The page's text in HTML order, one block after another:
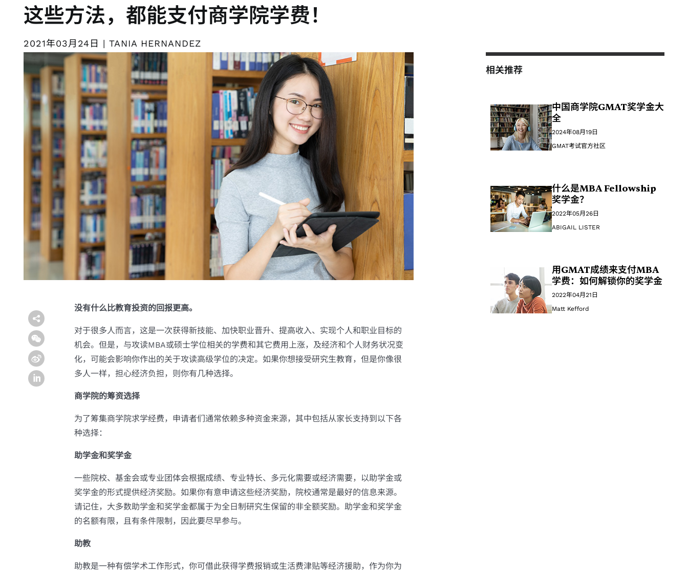
这些方法，都能支付商学院学费！
2021年03月24日 | TANIA HERNANDEZ
没有什么比教育投资的回报更高。
对于很多人而言，这是一次获得新技能、加快职业晋升、提高收入、实现个人和职业目标的
机会。但是，与攻读MBA或硕士学位相关的学费和其它费用上涨，及经济和个人财务状况变
化，可能会影响你作出的关于攻读高级学位的决定。如果你想接受研究生教育，但是你像很
多人一样，担心经济负担，则你有几种选择。
商学院的筹资选择
为了筹集商学院求学经费，申请者们通常依赖多种资金来源，其中包括从家长支持到以下各
种选择：
助学金和奖学金
一些院校、基金会或专业团体会根据成绩、专业特长、多元化需要或经济需要，以助学金或
奖学金的形式提供经济奖励。如果你有意申请这些经济奖励，院校通常是最好的信息来源。
请记住，大多数助学金和奖学金都属于为全日制研究生保留的非全额奖励。助学金和奖学金
的名额有限，且有条件限制，因此要尽早参与。
助教
助教是一种有偿学术工作形式，你可借此获得学费报销或生活费津贴等经济援助，作为你为
相关推荐
中国商学院GMAT奖学金大
全
2024年08月19日
GMAT考试官方社区
什么是MBA Fellowship
奖学金？
2022年05月26日
ABIGAIL LISTER
用GMAT成绩来支付MBA
学费：如何解锁你的奖学金
2022年04月21日
Matt Kefford